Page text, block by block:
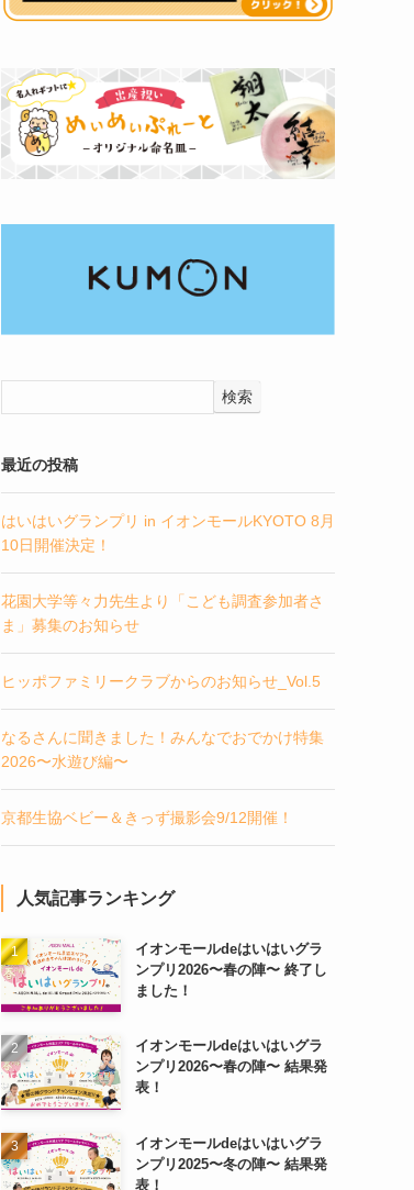
検索
最近の投稿
はいはいグランプリ in イオンモールKYOTO 8月
10日開催決定！
花園大学等々力先生より「こども調査参加者さ
ま」募集のお知らせ
ヒッポファミリークラブからのお知らせ_Vol.5
なるさんに聞きました！みんなでおでかけ特集
2026〜水遊び編〜
京都生協ベビー＆きっず撮影会9/12開催！
人気記事ランキング
イオンモールdeはいはいグラ
ンプリ2026〜春の陣〜 終了し
ました！
イオンモールdeはいはいグラ
ンプリ2026〜春の陣〜 結果発
表！
イオンモールdeはいはいグラ
ンプリ2025〜冬の陣〜 結果発
表！